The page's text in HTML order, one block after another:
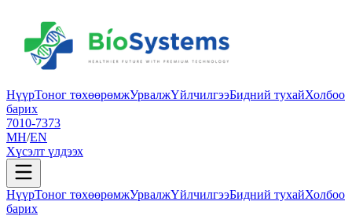
НүүрТоног төхөөрөмжУрвалжҮйлчилгээБидний тухайХолбоо
барих
7010-7373
МН/EN
Хүсэлт үлдээх
НүүрТоног төхөөрөмжУрвалжҮйлчилгээБидний тухайХолбоо
барих